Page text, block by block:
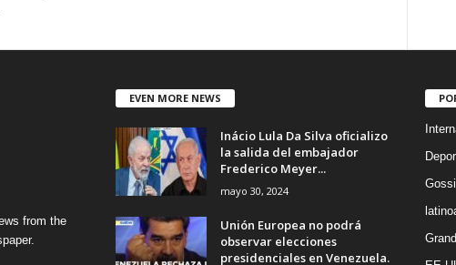
from the
EVEN MORE NEWS
Inácio Lula Da Silva oficializo
la salida del embajador
Frederico Meyer...
mayo 30, 2024
Unión Europea no podrá
observar elecciones
presidenciales en Venezuela.